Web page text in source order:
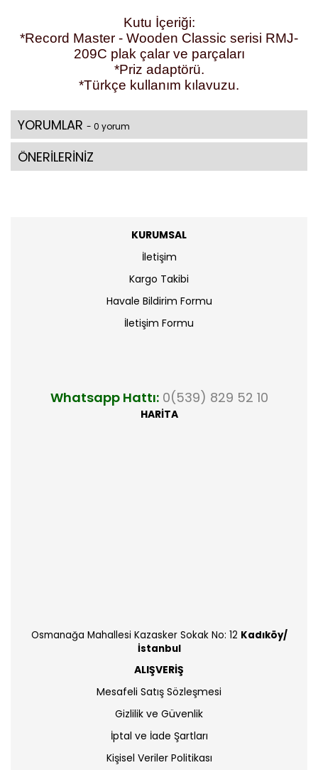
Kutu İçeriği:
*Record Master - Wooden Classic serisi RMJ-
209C plak çalar ve parçaları
*Priz adaptörü.
*Türkçe kullanım kılavuzu.
YORUMLAR - 0 yorum
ÖNERİLERİNİZ
KURUMSAL
İletişim
Kargo Takibi
Havale Bildirim Formu
İletişim Formu
Whatsapp Hattı: 0(539) 829 52 10
HARİTA
Osmanağa Mahallesi Kazasker Sokak No: 12 Kadıköy/
İstanbul
ALIŞVERİŞ
Mesafeli Satış Sözleşmesi
Gizlilik ve Güvenlik
İptal ve İade Şartları
Kişisel Veriler Politikası